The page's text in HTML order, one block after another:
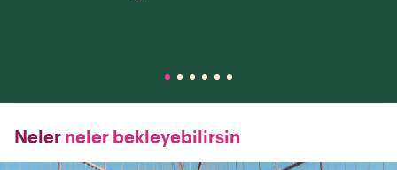
Neler neler bekleyebilirsin